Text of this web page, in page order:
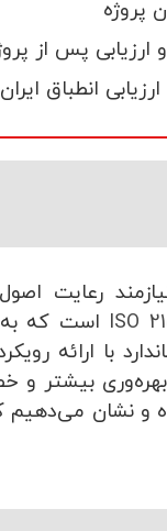
انطباق ایران
رعایت
ISO است که به
با ارائه
و نشان می‌دهیم